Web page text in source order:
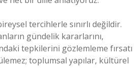
tercihlerle sınırlı değildir.
gündelik kararlarını,
tepkilerini gözlemleme fırsatı
toplumsal yapılar, kültürel